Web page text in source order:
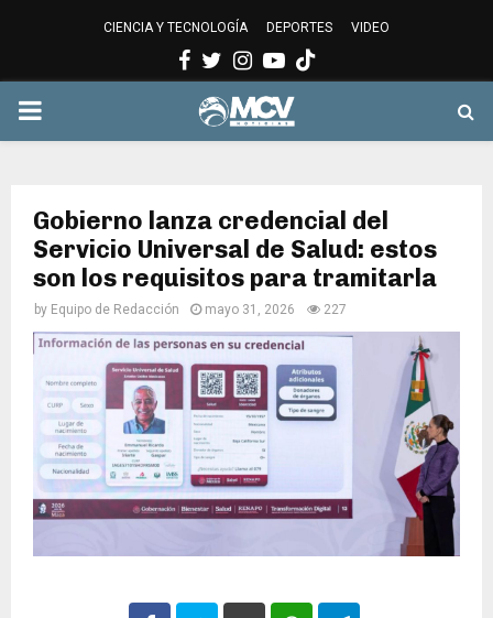
CIENCIA Y TECNOLOGÍA DEPORTES VIDEO
Facebook
Twitter
Instagram
Youtube
PRIMARY
Gobierno lanza credencial del
Servicio Universal de Salud: estos
son los requisitos para tramitarla
by Equipo de Redacción mayo 31, 2026 227